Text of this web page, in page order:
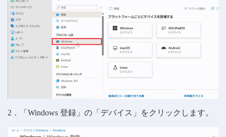
2．「Windows 登録」の「デバイス」をクリックします。